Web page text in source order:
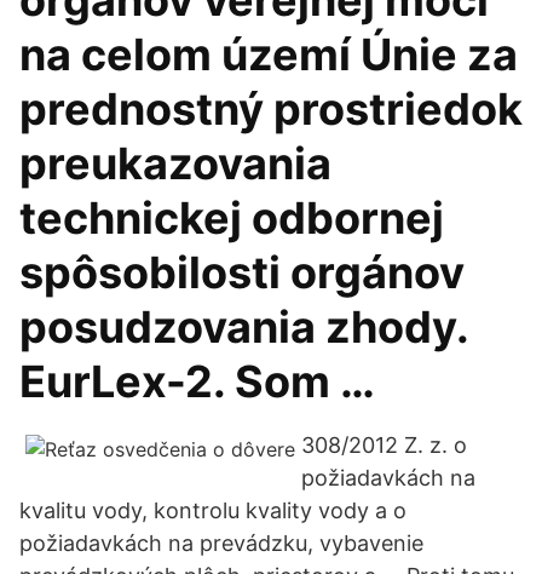
na celom území Únie za
prednostný prostriedok
preukazovania
technickej odbornej
spôsobilosti orgánov
posudzovania zhody.
EurLex-2. Som …
308/2012 Z. z. o
požiadavkách na
kvalitu vody, kontrolu kvality vody a o
požiadavkách na prevádzku, vybavenie